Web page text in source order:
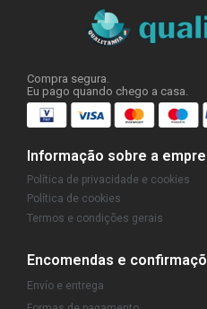
Compra segura.
Eu pago quando chego a casa.
Informação sobre a
Política de privacidade e cookies
Política de cookies
Termos e condições gerais
Encomendas e
Envío e entrega